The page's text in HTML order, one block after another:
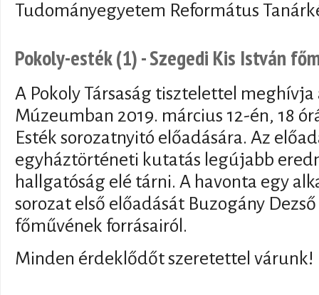
Tudományegyetem Református
Pokoly-esték (1) - Szegedi Kis István
A Pokoly Társaság tisztelettel meghívja
Múzeumban 2019. március 12-én, 18
Esték sorozatnyitó előadására. Az
egyháztörténeti kutatás legújabb
hallgatóság elé tárni. A havonta egy
sorozat első előadását Buzogány
főművének forrásairól.
Minden érdeklődőt szeretettel várunk!